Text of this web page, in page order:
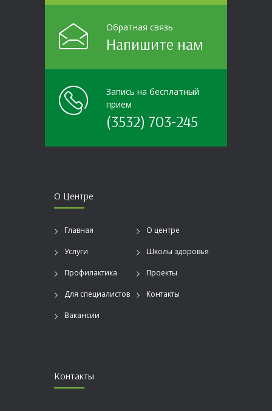
Обратная связь
Напишите нам
Запись на бесплатный
прием
(3532) 703-245
О Центре
Главная О центре
Услуги Школы здоровья
Профилактика Проекты
Для специалистов Контакты
Вакансии
Контакты